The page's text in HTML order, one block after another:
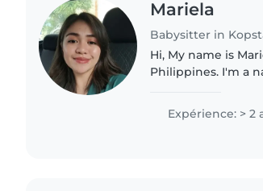
Mariela
Babysitter in
Hi, My name is
Philippines. I'm a
calm. I speak..
Expérience: > 2